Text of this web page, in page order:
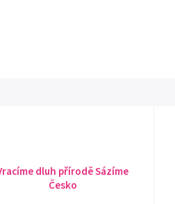
dluh přírodě Sázíme
Česko